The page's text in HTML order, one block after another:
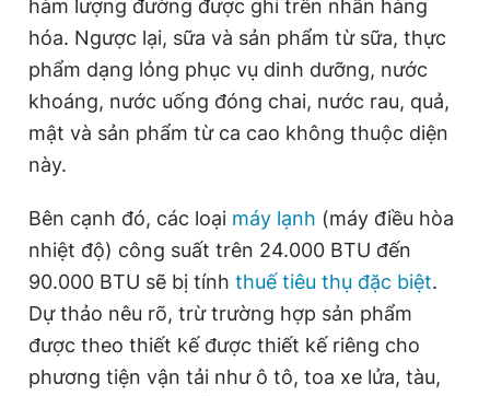
hàm lượng đường được ghi trên nhãn hàng
hóa. Ngược lại, sữa và sản phẩm từ sữa, thực
phẩm dạng lỏng phục vụ dinh dưỡng, nước
khoáng, nước uống đóng chai, nước rau, quả,
mật và sản phẩm từ ca cao không thuộc diện
này.
Bên cạnh đó, các loại máy lạnh (máy điều hòa
nhiệt độ) công suất trên 24.000 BTU đến
90.000 BTU sẽ bị tính thuế tiêu thụ đặc biệt.
Dự thảo nêu rõ, trừ trường hợp sản phẩm
được theo thiết kế được thiết kế riêng cho
phương tiện vận tải như ô tô, toa xe lửa, tàu,